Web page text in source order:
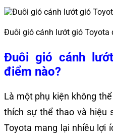
Đuôi gió cánh lướt gió Toyota
Đuôi gió cánh
điểm nào?
Là một phụ kiện không
thích sự thể thao và hiệu
Toyota mang lại nhiều lợi